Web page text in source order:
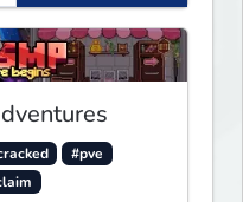
and
#pve